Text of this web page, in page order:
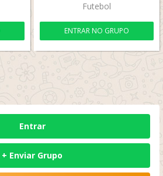
Futebol
ENTRAR NO GRUPO
Entrar
+ Enviar Grupo